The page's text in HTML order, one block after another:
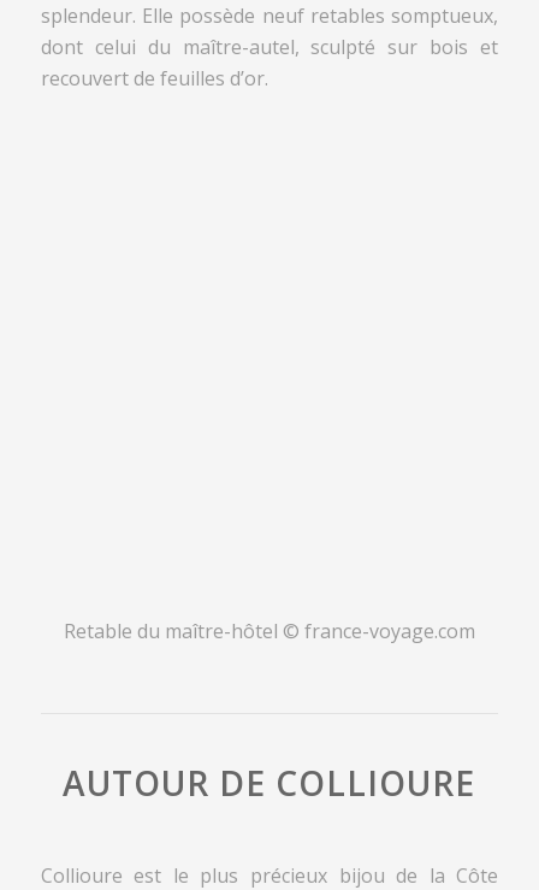
splendeur. Elle possède neuf retables somptueux,
dont celui du maître-autel, sculpté sur bois et
recouvert de feuilles d’or.
Retable du maître-hôtel © france-voyage.com
AUTOUR DE COLLIOURE
Collioure est le plus précieux bijou de la Côte